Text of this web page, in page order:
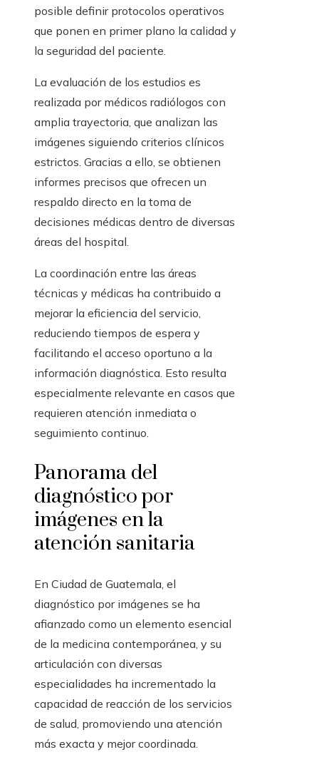
posible definir protocolos operativos
que ponen en primer plano la calidad y
la seguridad del paciente.
La evaluación de los estudios es
realizada por médicos radiólogos con
amplia trayectoria, que analizan las
imágenes siguiendo criterios clínicos
estrictos. Gracias a ello, se obtienen
informes precisos que ofrecen un
respaldo directo en la toma de
decisiones médicas dentro de diversas
áreas del hospital.
La coordinación entre las áreas
técnicas y médicas ha contribuido a
mejorar la eficiencia del servicio,
reduciendo tiempos de espera y
facilitando el acceso oportuno a la
información diagnóstica. Esto resulta
especialmente relevante en casos que
requieren atención inmediata o
seguimiento continuo.
Panorama del
diagnóstico por
imágenes en la
atención sanitaria
En Ciudad de Guatemala, el
diagnóstico por imágenes se ha
afianzado como un elemento esencial
de la medicina contemporánea, y su
articulación con diversas
especialidades ha incrementado la
capacidad de reacción de los servicios
de salud, promoviendo una atención
más exacta y mejor coordinada.